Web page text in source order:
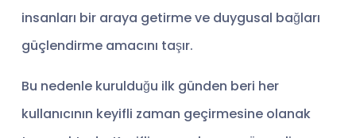
insanları bir araya getirme ve duygusal bağları
güçlendirme amacını taşır.
Bu nedenle kurulduğu ilk günden beri her
kullanıcının keyifli zaman geçirmesine olanak